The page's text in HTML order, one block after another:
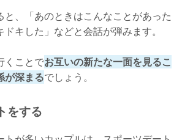
と、「あのときはこんなことがあった
キした」などと会話が弾みます。
くことでお互いの新たな一面を見るこ
が深まるでしょう。
をする